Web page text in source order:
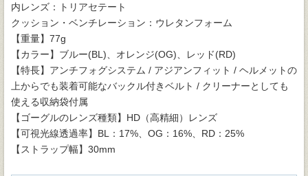
内レンズ：トリアセテート
クッション・ベンチレーション：ウレタンフォーム
【重量】77g
【カラー】ブルー(BL)、オレンジ(OG)、レッド(RD)
【特長】アンチフォグシステム / アジアンフィット / ヘルメットの
上からでも装着可能なバックル付きベルト / クリーナーとしても
使える収納袋付属
【ゴーグルのレンズ種類】HD（高精細）レンズ
【可視光線透過率】BL：17%、OG：16%、RD：25%
【ストラップ幅】30mm